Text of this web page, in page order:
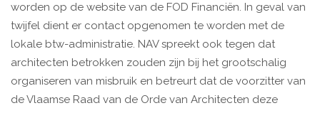
worden op de website van de FOD Financiën. In geval van
twijfel dient er contact opgenomen te worden met de
lokale btw-administratie. NAV spreekt ook tegen dat
architecten betrokken zouden zijn bij het grootschalig
organiseren van misbruik en betreurt dat de voorzitter van
de Vlaamse Raad van de Orde van Architecten deze